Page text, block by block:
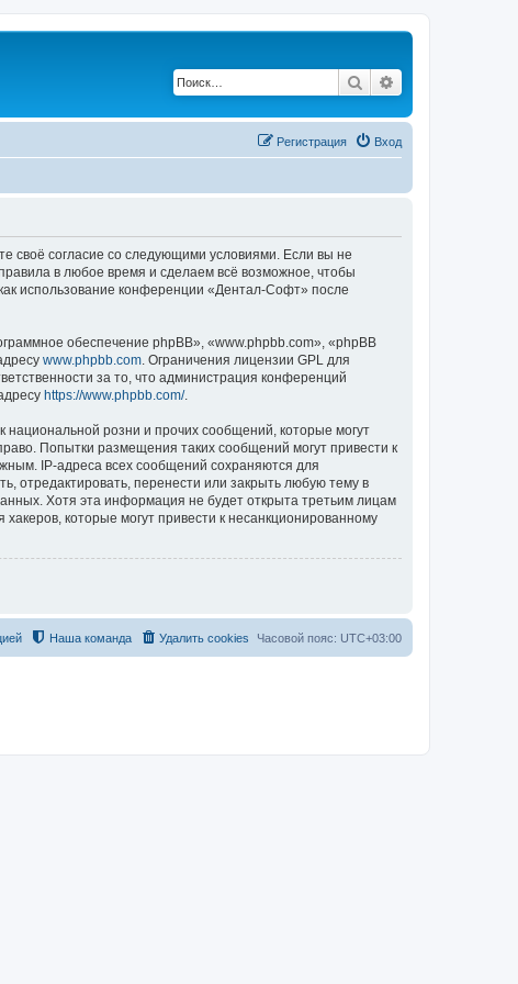
Поиск
Вход
Регистрация
согласие со следующими условиями. Если вы не
в любое время и сделаем всё возможное, чтобы
использование конференции «Дентал-Софт» после
обеспечение phpBB», «www.phpbb.com», «phpBB
www.phpbb.com . Ограничения лицензии GPL для
за то, что администрация конференций
https://www.phpbb.com/.
розни и прочих сообщений, которые могут
Попытки размещения таких сообщений могут привести к
IP-адреса всех сообщений сохраняются для
отредактировать, перенести или закрыть любую тему в
Хотя эта информация не будет открыта третьим лицам
которые могут привести к несанкционированному
Часовой пояс: UTC+03:00
Удалить cookies
Наша команда